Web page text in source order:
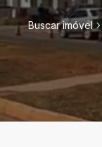
Buscar imóvel